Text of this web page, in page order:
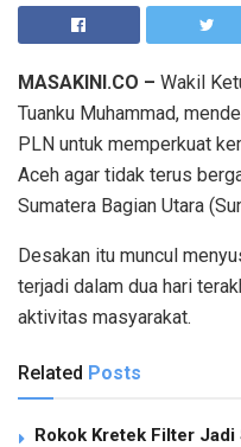
MASAKINI.CO – Wakil
Tuanku Muhammad,
PLN untuk memperkuat
Aceh agar tidak terus
Sumatera Bagian Utara
Desakan itu muncul
terjadi dalam dua hari
aktivitas masyarakat.
Related Posts
Rokok Kretek Filter Jadi